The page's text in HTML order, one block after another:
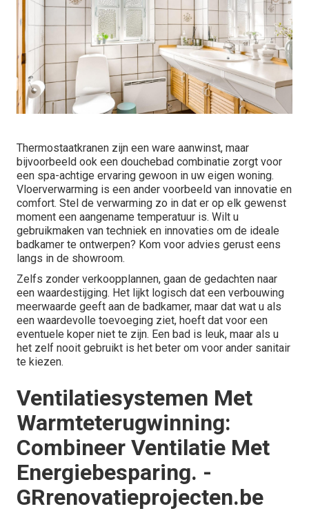
Thermostaatkranen zijn een ware aanwinst, maar
bijvoorbeeld ook een douchebad combinatie zorgt voor
een spa-achtige ervaring gewoon in uw eigen woning.
Vloerverwarming is een ander voorbeeld van innovatie en
comfort. Stel de verwarming zo in dat er op elk gewenst
moment een aangename temperatuur is. Wilt u
gebruikmaken van techniek en innovaties om de ideale
badkamer te ontwerpen? Kom voor advies gerust eens
langs in de showroom.
Zelfs zonder verkoopplannen, gaan de gedachten naar
een waardestijging. Het lijkt logisch dat een verbouwing
meerwaarde geeft aan de badkamer, maar dat wat u als
een waardevolle toevoeging ziet, hoeft dat voor een
eventuele koper niet te zijn. Een bad is leuk, maar als u
het zelf nooit gebruikt is het beter om voor ander sanitair
te kiezen.
Ventilatiesystemen Met
Warmteterugwinning:
Combineer Ventilatie Met
Energiebesparing. -
GRrenovatieprojecten.be